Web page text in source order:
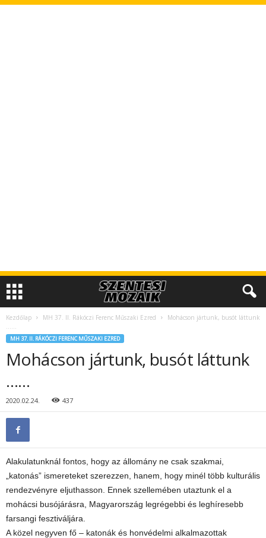
Kezdőlap MH 37. II. Rákóczi Ferenc Műszaki Ezred
Mohácson jártunk, busót láttunk
……
MH 37. II. RÁKÓCZI FERENC MŰSZAKI EZRED
Mohácson jártunk, busót láttunk
……
2020.02.24. 437
Alakulatunknál fontos, hogy az állomány ne csak szakmai,
„katonás” ismereteket szerezzen, hanem, hogy minél több kulturális
rendezvényre eljuthasson. Ennek szellemében utaztunk el a
mohácsi busójárásra, Magyarország legrégebbi és leghíresebb
farsangi fesztiváljára.
A közel negyven fő – katonák és honvédelmi alkalmazottak